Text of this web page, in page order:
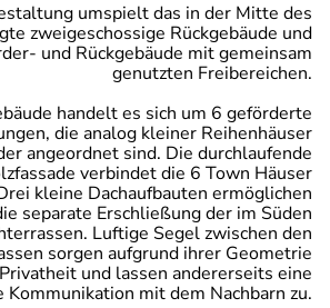
umspielt das in der Mitte des
zweigeschossige Rückgebäude und
und Rückgebäude mit gemeinsam
genutzten Freibereichen.
handelt es sich um 6 geförderte
die analog kleiner Reihenhäuser
angeordnet sind. Die durchlaufende
verbindet die 6 Town Häuser
kleine Dachaufbauten ermöglichen
separate Erschließung der im Süden
Luftige Segel zwischen den
sorgen aufgrund ihrer Geometrie
und lassen andererseits eine
Kommunikation mit dem Nachbarn zu.